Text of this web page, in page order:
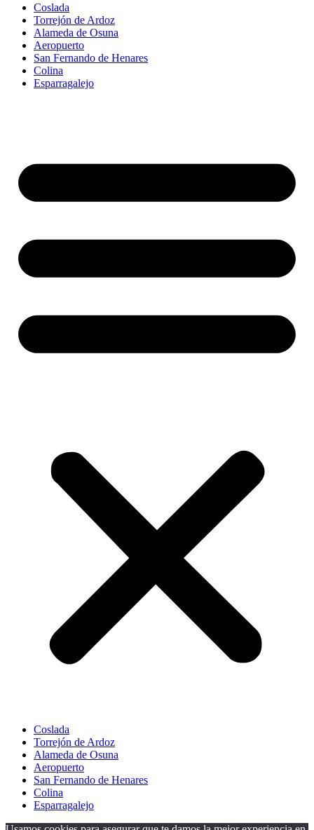
Coslada
Torrejón de Ardoz
Alameda de Osuna
Aeropuerto
San Fernando de Henares
Colina
Esparragalejo
Coslada
Torrejón de Ardoz
Alameda de Osuna
Aeropuerto
San Fernando de Henares
Colina
Esparragalejo